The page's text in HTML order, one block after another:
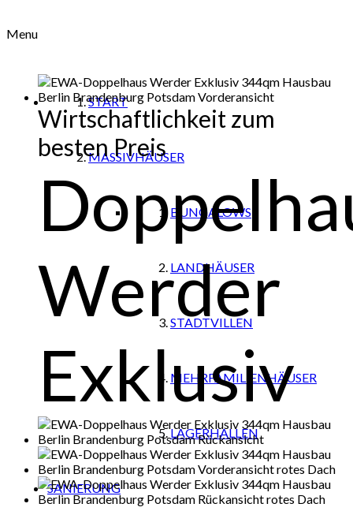
Menu
START
MASSIVHÄUSER
BUNGALOWS
LANDHÄUSER
STADTVILLEN
MEHRFAMILIENHÄUSER
LAGERHALLEN
SANIERUNG
Wirtschaftlichkeit zum
besten Preis
Werder
Exklusiv